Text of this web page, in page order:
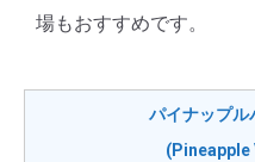
場もおすすめです。
パイナップル
(Pineapple